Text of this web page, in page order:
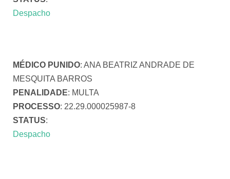
Despacho
MÉDICO PUNIDO: ANA BEATRIZ ANDRADE DE
MESQUITA BARROS
PENALIDADE: MULTA
PROCESSO: 22.29.000025987-8
STATUS:
Despacho